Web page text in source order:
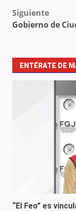
Siguiente
Gobierno de
ENTÉRATE DE
“El Feo” es